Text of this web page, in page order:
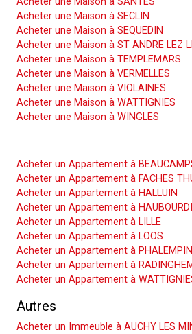
Acheter une Maison à SECLIN
Acheter une Maison à SEQUEDIN
Acheter une Maison à ST ANDRE LEZ
Acheter une Maison à TEMPLEMARS
Acheter une Maison à VERMELLES
Acheter une Maison à VIOLAINES
Acheter une Maison à WATTIGNIES
Acheter une Maison à WINGLES
Acheter un Appartement à
Acheter un Appartement à FACHES
Acheter un Appartement à HALLUIN
Acheter un Appartement à
Acheter un Appartement à LILLE
Acheter un Appartement à LOOS
Acheter un Appartement à PHALEMPIN
Acheter un Appartement à
Acheter un Appartement à
Autres
Acheter un Immeuble à AUCHY LES